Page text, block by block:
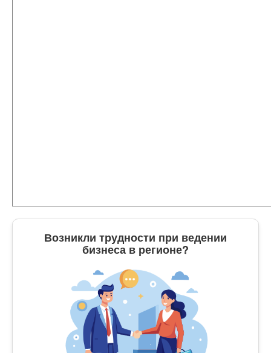
Возникли трудности при ведении
бизнеса в регионе?